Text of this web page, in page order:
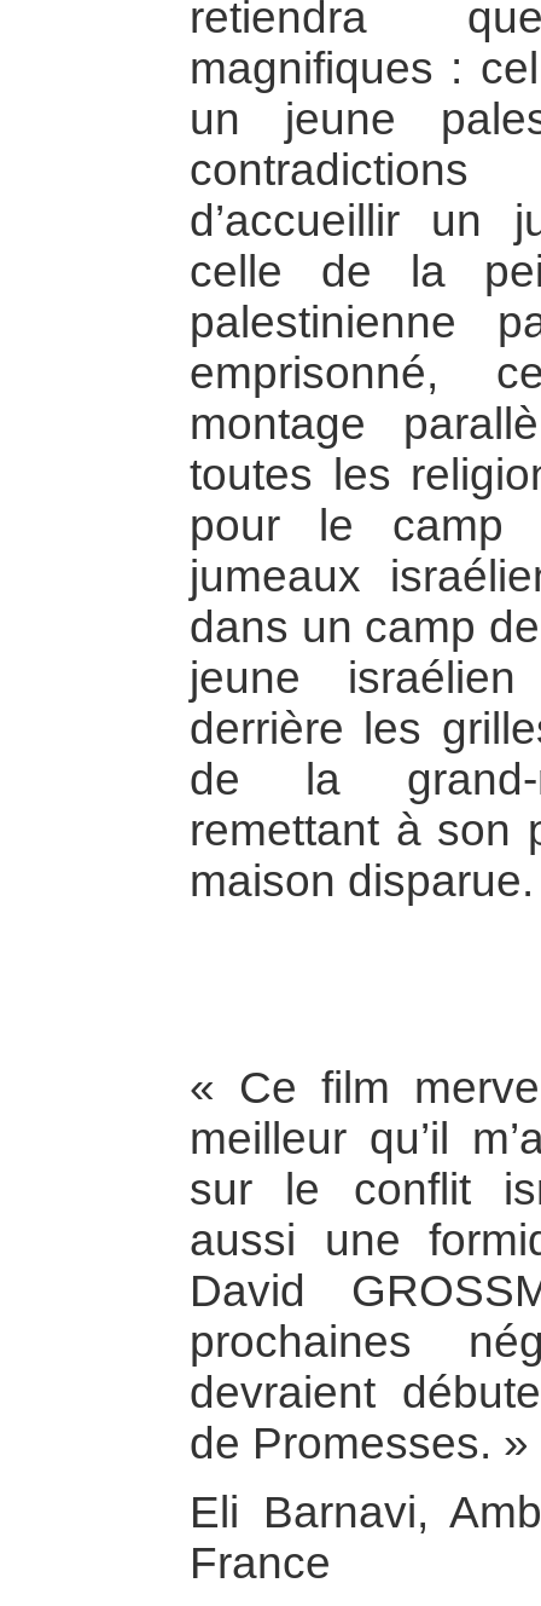
retiendra
magnifiques :
un jeune
d’accueillir un
celle de la
palestinienne
emprisonné,
montage
toutes les
pour le camp
jumeaux
dans un camp
jeune
derrière les
de la grand-
remettant à son
maison disparue.
« Ce film
meilleur qu’il
sur le conflit
aussi une
David
prochaines
devraient
de Promesses. »
Eli Barnavi,
France